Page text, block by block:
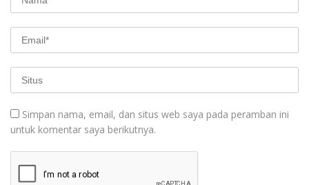
Simpan nama, email, dan situs web saya pada peramban ini
untuk komentar saya berikutnya.